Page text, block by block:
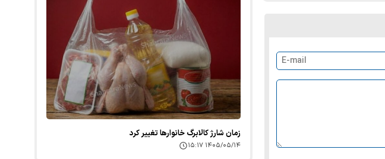
زمان شارژ کالابرگ خانوارها تغییر کرد
۱۴۰۵/۰۵/۱۴ ۱۵:۱۷